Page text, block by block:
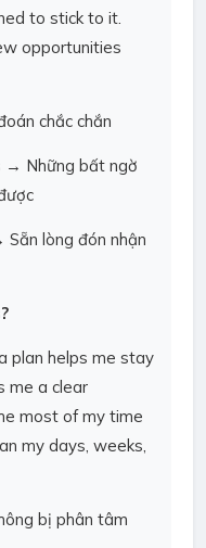
to stick to it.
opportunities
chắc chắn
→ Những bất ngờ
lòng đón nhận
plan helps me stay
me a clear
most of my time
my days, weeks,
bị phân tâm